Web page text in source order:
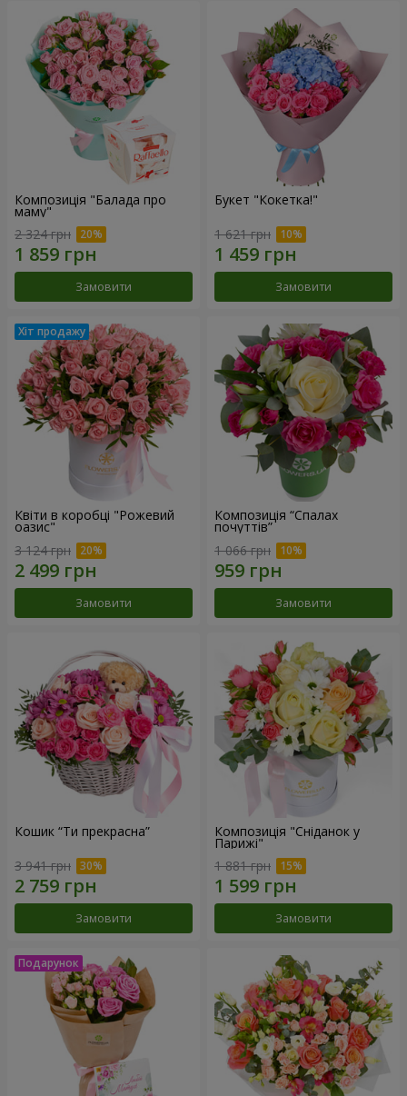
Композиція "Балада про
маму"
2 324 грн
Замовити
Букет "Кокетка!"
1 621 грн
Замовити
Квіти в коробці "Рожевий
оазис"
3 124 грн
Замовити
Композиція “Спалах
почуттів”
1 066 грн
Замовити
Кошик “Ти прекрасна”
3 941 грн
Замовити
Композиція "Сніданок у
Парижі"
1 881 грн
Замовити